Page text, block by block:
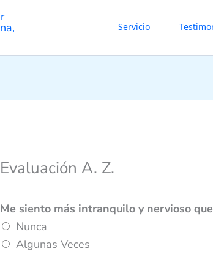
Servicio
Evaluación A. Z.
Me siento más intranquilo y nervioso
Nunca
Algunas Veces